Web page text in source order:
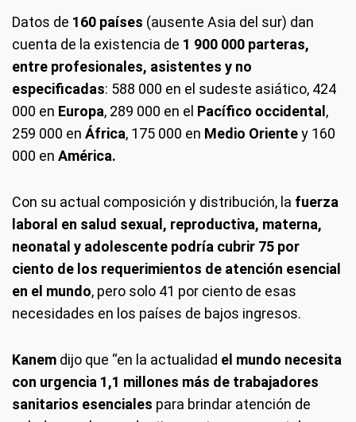
Datos de 160 países (ausente Asia del sur) dan
cuenta de la existencia de 1 900 000 parteras,
entre profesionales, asistentes y no
especificadas: 588 000 en el sudeste asiático, 424
000 en Europa, 289 000 en el Pacífico occidental ,
259 000 en África, 175 000 en Medio Orientey 160
000 en América.
Con su actual composición y distribución, la fuerza
laboral en salud sexual, reproductiva, materna,
neonatal y adolescente podría cubrir 75 por
ciento de los requerimientos de atención esencial
en el mundo, pero solo 41 por ciento de esas
necesidades en los países de bajos ingresos.
Kanem dijo que “en la actualidad el mundo necesita
con urgencia 1,1 millones más de trabajadores
sanitarios esenciales para brindar atención de